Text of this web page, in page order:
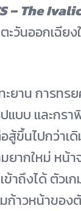
– The
ะวันออกเฉีย
ะยาน การท
แบบ และกร
สู้ขึ้นไปกว่าเ
ยากใหม่ หน้
ข้าถึงได้ ตัวเ
ก้าวหน้าของ